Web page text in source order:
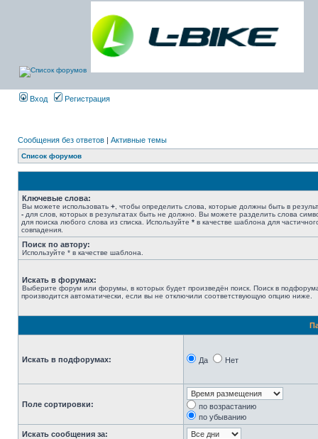
Вход Регистрация
Сообщения без ответов | Активные темы
Список форумов
Ключевые слова:
Вы можете использовать + , чтобы определить слова, которые должны быть в
- для слов, которых в результатах быть не должно. Вы можете разделить слова
для поиска любого слова из списка. Используйте * в качестве шаблона для
совпадения.
Поиск по автору:
Используйте * в качестве шаблона.
Искать в форумах:
Выберите форум или форумы, в которых будет произведён поиск. Поиск в
производится автоматически, если вы не отключили соответствующую опцию ниже.
Искать в подфорумах: Да Нет
Поле сортировки:
по возрастанию
по убыванию
Искать сообщения за: